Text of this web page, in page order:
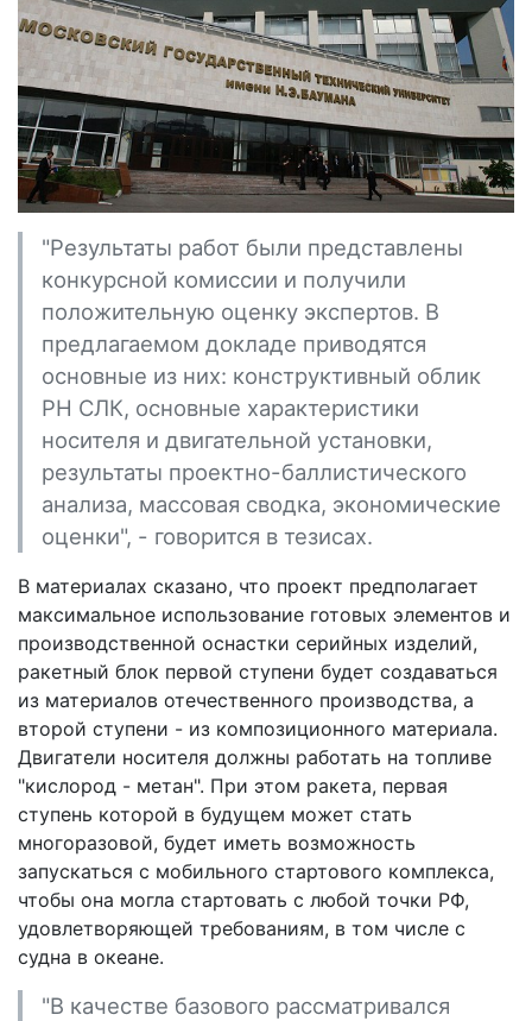
"Результаты работ были представлены
конкурсной комиссии и получили
положительную оценку экспертов. В
предлагаемом докладе приводятся
основные из них: конструктивный облик
РН СЛК, основные характеристики
носителя и двигательной установки,
результаты проектно-баллистического
анализа, массовая сводка, экономические
оценки", - говорится в тезисах.
В материалах сказано, что проект предполагает
максимальное использование готовых элементов и
производственной оснастки серийных изделий,
ракетный блок первой ступени будет создаваться
из материалов отечественного производства, а
второй ступени - из композиционного материала.
Двигатели носителя должны работать на топливе
"кислород - метан". При этом ракета, первая
ступень которой в будущем может стать
многоразовой, будет иметь возможность
запускаться с мобильного стартового комплекса,
чтобы она могла стартовать с любой точки РФ,
удовлетворяющей требованиям, в том числе с
судна в океане.
"В качестве базового рассматривался